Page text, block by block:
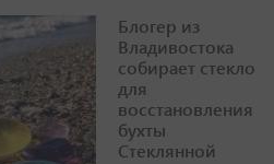
Блогер из
Владивостока
собирает стекло
для
восстановления
бухты
Стеклянной